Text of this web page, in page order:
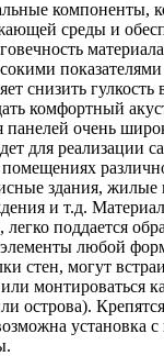
компоненты,
среды и
снизить
комфортный
очень
для реализации
здания, жилые
и т.д.
поддается
элементы любой
стен, могут
монтироваться
острова).
установка